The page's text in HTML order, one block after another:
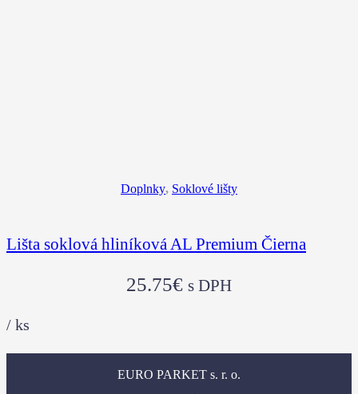
Doplnky, Soklové lišty
Lišta soklová hliníková AL Premium Čierna
25.75€ s DPH
/ ks
EURO PARKET s. r. o.